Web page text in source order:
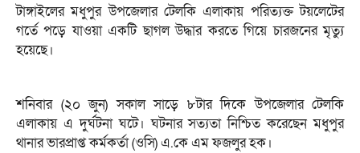
টাঙ্গাইলের মধুপুর উপজেলার টেলকি এলাকায় পরিত্যক্ত টয়লেটের
গর্তে পড়ে যাওয়া একটি ছাগল উদ্ধার করতে গিয়ে চারজনের মৃত্যু
হয়েছে।
শনিবার (২০ জুন) সকাল সাড়ে ৮টার দিকে উপজেলার টেলকি
এলাকায় এ দুর্ঘটনা ঘটে। ঘটনার সত্যতা নিশ্চিত করেছেন মধুপুর
থানার ভারপ্রাপ্ত কর্মকর্তা (ওসি) এ.কে এম ফজলুর হক।